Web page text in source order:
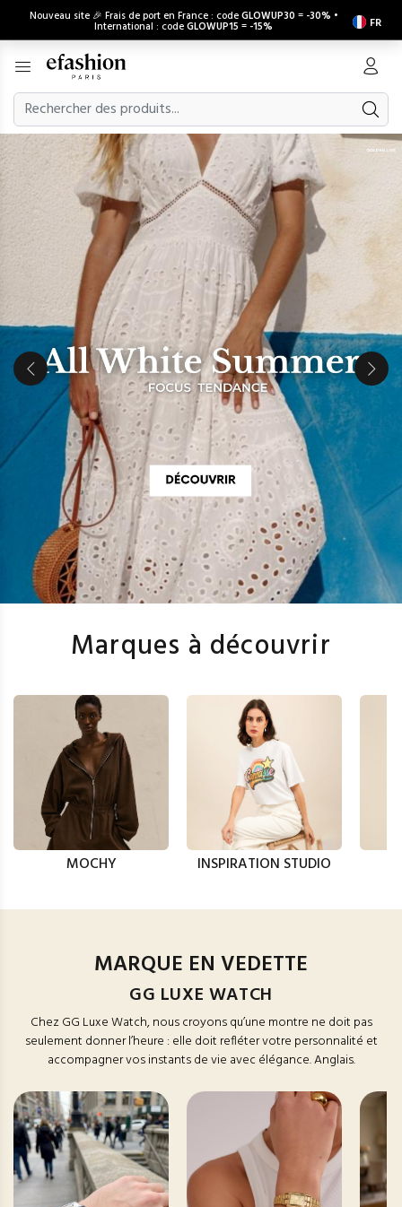
Nouveau site 🎉 Frais de port en France : codeGLOWUP30 = -30% •
International : codeGLOWUP15 = -15% FR
Marques à découvrir
MOCHY INSPIRATION STUDIO
MARQUE EN VEDETTE
GG LUXE WATCH
Chez GG Luxe Watch, nous croyons qu’une montre ne doit pas
seulement donner l’heure : elle doit refléter votre personnalité et
accompagner vos instants de vie avec élégance. Anglais.